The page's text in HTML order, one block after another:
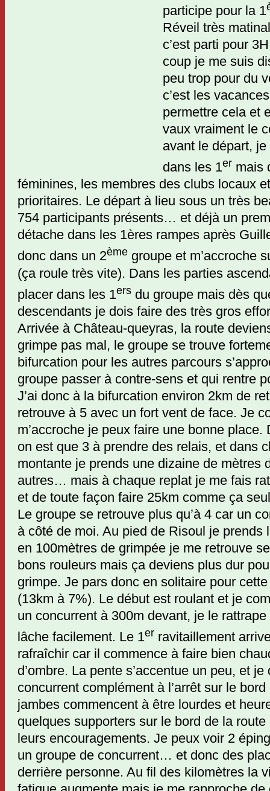
participe pour la 1
Réveil très
c’est parti pour
coup je me suis
peu trop pour du
c’est les
permettre cela et
vaux vraiment le
avant le départ,
dans les 1er mais
féminines, les membres des clubs locaux
prioritaires. Le départ à lieu sous un très
754 participants présents… et déjà un
détache dans les 1ères rampes après
donc dans un 2ème groupe et m’accroche
(ça roule très vite). Dans les parties
placer dans les 1ers du groupe mais dès
descendants je dois faire des très gros
Arrivée à Château-queyras, la route
grimpe pas mal, le groupe se trouve
bifurcation pour les autres parcours
groupe passer à contre-sens et qui rentre
J’ai donc à la bifurcation environ 2km de
retrouve à 5 avec un fort vent de face. Je
m’accroche je peux faire une bonne place.
on est que 3 à prendre des relais, et dans
montante je prends une dizaine de mètres
autres… mais à chaque replat je me fais
et de toute façon faire 25km comme ça
Le groupe se retrouve plus qu’à 4 car un
à côté de moi. Au pied de Risoul je prends
en 100mètres de grimpée je me retrouve
bons rouleurs mais ça deviens plus dur
grimpe. Je pars donc en solitaire pour
(13km à 7%). Le début est roulant et je
un concurrent à 300m devant, je le
lâche facilement. Le 1er ravitaillement
rafraîchir car il commence à faire bien
d’ombre. La pente s’accentue un peu, et
concurrent complément à l’arrêt sur le
jambes commencent à être lourdes et
quelques supporters sur le bord de la
leurs encouragements. Je peux voir 2
un groupe de concurrent… et donc des
derrière personne. Au fil des kilomètres la